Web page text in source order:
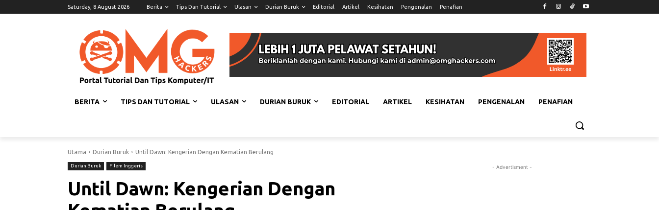
Saturday, 8 August 2026 Berita Tips Dan Tutorial Ulasan Durian Buruk Editorial Artikel Kesihatan Pengenalan Penafian
BERITA TIPS DAN TUTORIAL ULASAN DURIAN BURUK EDITORIAL ARTIKEL KESIHATAN PENGENALAN PENAFIAN
Utama Durian Buruk Until Dawn: Kengerian Dengan Kematian Berulang
Durian Buruk Filem Inggeris
Until Dawn: Kengerian Dengan
- Advertisment -